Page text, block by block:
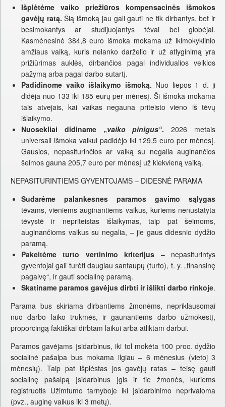
Išplėtėme vaiko priežiūros kompensacinės išmokos
gavėjų ratą. Šią išmoką jau gali gauti ne tik dirbantys, bet ir
besimokantys ar studijuojantys tėvai bei globėjai.
Kasmėnesinė 384,8 euro išmoka mokama už ikimokyklinio
amžiaus vaiką, kuris nelanko darželio ir už atlyginimą yra
prižiūrimas auklės, dirbančios pagal individualios veiklos
pažymą arba pagal darbo sutartį.
Padidinome vaiko išlaikymo išmoką. Nuo liepos 1 d. ji
didėja nuo 133 iki 185 eurų per mėnesį. Ši išmoka mokama
tais atvejais, kai vaikas negauna priteisto vieno iš tėvų
išlaikymo.
Nuosekliai didiname „vaiko pinigus“. 2026 metais
universali išmoka vaikui padidėjo iki 129,5 euro per mėnesį.
Gausios, nepasiturinčios ar vaiką su negalia auginančios
šeimos gauna 205,7 euro per mėnesį už kiekvieną vaiką.
NEPASITURINTIEMS GYVENTOJAMS – DIDESNĖ PARAMA
Sudarėme palankesnes paramos gavimo sąlygas
tėvams, vieniems auginantiems vaikus, kuriems nenustatyta
tėvystė ir nepriteistas išlaikymas, taip pat šeimoms,
auginančioms vaikus su negalia, – jie gaus didesnio dydžio
paramą.
Pakeitėme turto vertinimo kriterijus – nepasiturintys
gyventojai gali turėti daugiau santaupų (turto), t. y. „finansinę
pagalvę“, ir gauti socialinę paramą.
Skatiname paramos gavėjus dirbti ir išlikti darbo rinkoje.
Parama bus skiriama dirbantiems žmonėms, nepriklausomai
nuo darbo laiko trukmės, ir gaunantiems darbo užmokestį,
proporcingą faktiškai dirbtam laikui arba atliktam darbui.
Paramos gavėjams įsidarbinus, iki tol mokėta 100 proc. dydžio
socialinė pašalpa bus mokama ilgiau – 6 mėnesius (vietoj 3
mėnesių). Taip pat išplėstas jos gavėjų ratas – teisę gauti
socialinę pašalpą įsidarbinus įgis ir tie žmonės, kuriems
registruotis Užimtumo tarnyboje iki įsidarbinimo neprivaloma
(pvz., auginę vaikus iki 3 metų).